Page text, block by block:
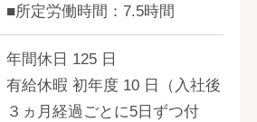
■所定労働時間：7.5時間
年間休日 125 日
有給休暇 初年度 10 日（入社後
３ヵ月経過ごとに5日ずつ付